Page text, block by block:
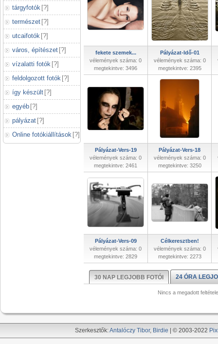
tárgyfotók [?]
természet [?]
utcaifotók [?]
város, építészet [?]
vízalatti fotók [?]
feldolgozott fotók [?]
így készült [?]
egyéb [?]
pályázat [?]
Online fotókiállítások [?]
fekete szemek...
vélemények száma: 0
megtekintve: 3496
Pályázat-Idő-01
vélemények száma: 0
megtekintve: 2395
Pályázat-Vers-19
vélemények száma: 0
megtekintve: 2461
Pályázat-Vers-18
vélemények száma: 0
megtekintve: 3250
Pályázat-Vers-09
vélemények száma: 0
megtekintve: 2829
Célkeresztben!
vélemények száma: 0
megtekintve: 2273
30 NAP LEGJOBB FOTÓI 24 ÓRA
Nincs a megadott
Szerkesztők:Antalóczy Tibor, Birdie | © 2003-2022